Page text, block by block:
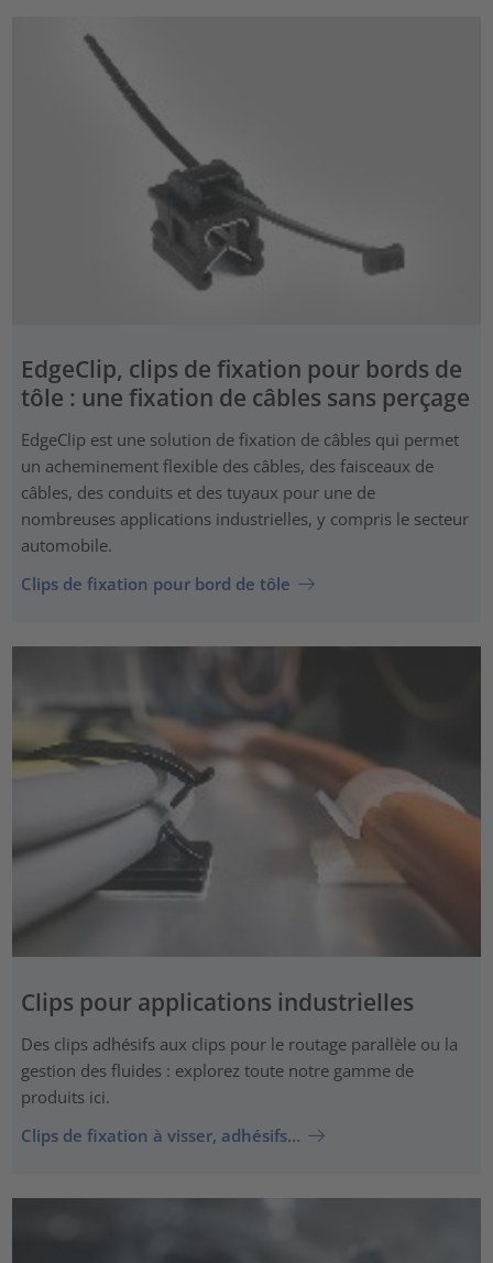
EdgeClip, clips de fixation pour bords de
tôle : une fixation de câbles sans perçage
EdgeClip est une solution de fixation de câbles qui permet
un acheminement flexible des câbles, des faisceaux de
câbles, des conduits et des tuyaux pour une de
nombreuses applications industrielles, y compris le secteur
automobile.
Clips de fixation pour bord de tôle
Clips pour applications industrielles
Des clips adhésifs aux clips pour le routage parallèle ou la
gestion des fluides : explorez toute notre gamme de
produits ici.
Clips de fixation à visser, adhésifs…